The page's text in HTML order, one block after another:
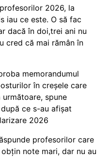
2026, la
iau ce este. O să fac
dacă în doi,trei ani nu
cred că mai rămân în
memorandumul
în creșele care
spune
ce s-au afișat
2026
profesorilor care
note mari, dar nu au